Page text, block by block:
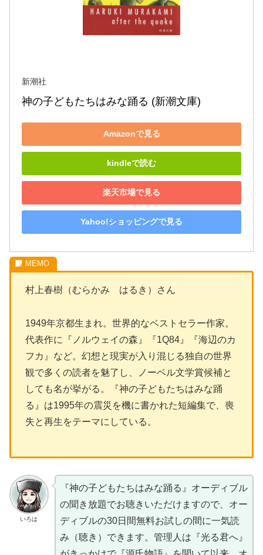
新潮社
神の子どもたちはみな踊る (新潮文庫)
Amazonで見る
kindleで読む
楽天市場で見る
Yahoo!ショッピングで見る
村上春樹（むらかみ はるき）さん
1949年京都生まれ。世界的なベストセラー作家。
代表作に『ノルウェイの森』『1Q84』『海辺のカ
フカ』など。幻想と現実が入り混じる独自の世界
観で多くの読者を魅了し、ノーベル文学賞候補と
しても名が挙がる。『神の子どもたちはみな踊
る』は1995年の震災を機に書かれた短編集で、喪
失と再生をテーマにしている。
いろは
『神の子どもたちはみな踊る』オーディブル
の聞き放題でお聴きいただけますので、オー
ディブルの30日間無料お試しの間に一気読
み（聴き）できます。管理人は『光る君へ』